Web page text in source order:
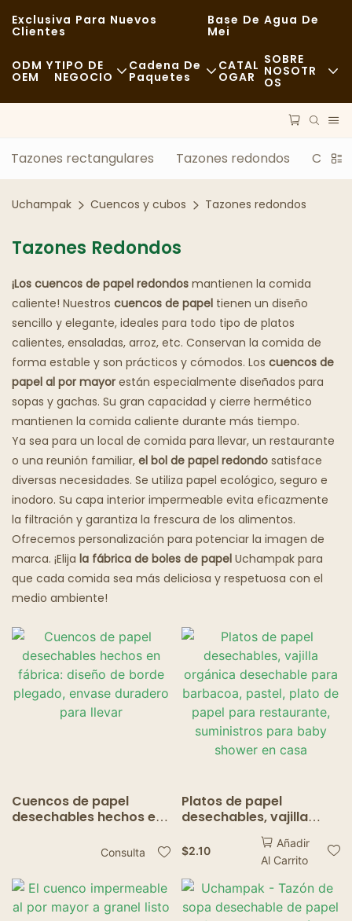
Exclusiva Para Nuevos
Clientes
Base De Agua De
Mei
ODM Y
OEM
TIPO DE
NEGOCIO
Restaurantes De Alta Cocina
Bufé
Camiones De Comida
Panadería
Restaurante Grasiento
Restaurantes Fantasma
Cadena De
Paquetes
Proceso
CATAL
OGAR
SOBRE
NOSOTR
OS
Noticias
Casos
FAQS
Tazones rectangulares Tazones redondos
Uchampak Cuencos y cubos Tazones redondos
Tazones Redondos
¡Los cuencos de papel redondos mantienen la comida
caliente! Nuestros cuencos de papel tienen un diseño
sencillo y elegante, ideales para todo tipo de platos
calientes, ensaladas, arroz, etc. Conservan la comida de
forma estable y son prácticos y cómodos. Los cuencos de
papel al por mayor están especialmente diseñados para
sopas y gachas. Su gran capacidad y cierre hermético
mantienen la comida caliente durante más tiempo.
Ya sea para un local de comida para llevar, un restaurante
o una reunión familiar, el bol de papel redondo satisface
diversas necesidades. Se utiliza papel ecológico, seguro e
inodoro. Su capa interior impermeable evita eficazmente
la filtración y garantiza la frescura de los alimentos.
Ofrecemos personalización para potenciar la imagen de
marca. ¡Elija la fábrica de boles de papel Uchampak para
que cada comida sea más deliciosa y respetuosa con el
medio ambiente!
Cuencos de papel
desechables hechos en
borde plegado, envase
Consulta
Platos de papel
desechables, vajilla
orgánica desechable
para barbacoa, pastel,
plato de papel para
restaurante,
suministros para baby
shower en casa
$2.10
Añadir
Al Carrito